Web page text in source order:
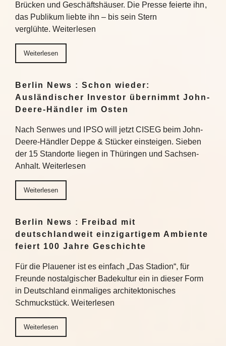
Brücken und Geschäftshäuser. Die Presse feierte ihn,
das Publikum liebte ihn – bis sein Stern
verglühte. Weiterlesen
Weiterlesen
Berlin News : Schon wieder:
Ausländischer Investor übernimmt John-
Deere-Händler im Osten
Nach Senwes und IPSO will jetzt CISEG beim John-
Deere-Händler Deppe & Stücker einsteigen. Sieben
der 15 Standorte liegen in Thüringen und Sachsen-
Anhalt. Weiterlesen
Weiterlesen
Berlin News : Freibad mit
deutschlandweit einzigartigem Ambiente
feiert 100 Jahre Geschichte
Für die Plauener ist es einfach „Das Stadion“, für
Freunde nostalgischer Badekultur ein in dieser Form
in Deutschland einmaliges architektonisches
Schmuckstück. Weiterlesen
Weiterlesen